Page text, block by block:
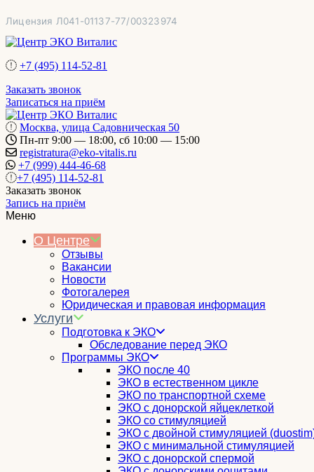
к
содержимому
Лицензия Л041-01137-77/00323974
+7 (495) 114-52-81
Заказать звонок
Записаться на приём
Москва, улица Садовническая 50
Пн-пт 9:00 — 18:00, сб 10:00 — 15:00
registratura@eko-vitalis.ru
+7 (999) 444-46-68
+7 (495) 114-52-81
Заказать звонок
Запись на приём
Меню
О Центре
Отзывы
Вакансии
Новости
Фотогалерея
Юридическая и правовая информация
Услуги
Подготовка к ЭКО
Обследование перед ЭКО
Программы ЭКО
ЭКО после 40
ЭКО в естественном цикле
ЭКО по транспортной схеме
ЭКО с донорской яйцеклеткой
ЭКО со стимуляцией
ЭКО с двойной стимуляцией
ЭКО с минимальной стимуляцией
ЭКО с донорской спермой